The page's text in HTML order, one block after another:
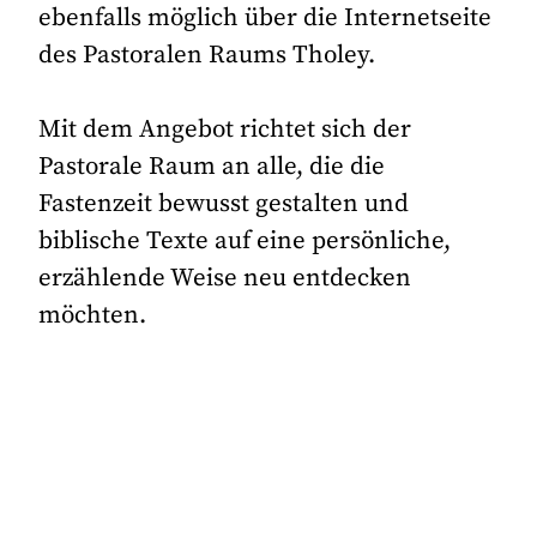
ebenfalls möglich über die Internetseite
des Pastoralen Raums Tholey.
Mit dem Angebot richtet sich der
Pastorale Raum an alle, die die
Fastenzeit bewusst gestalten und
biblische Texte auf eine persönliche,
erzählende Weise neu entdecken
möchten.